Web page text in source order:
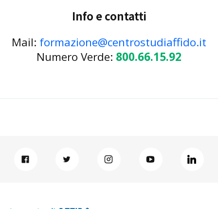
Info e contatti
Mail: formazione@centrostudiaffido.it
Numero Verde: 800.66.15.92